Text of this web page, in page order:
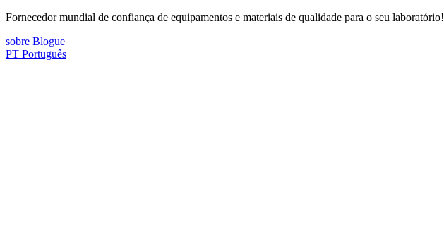
Fornecedor mundial de confiança de equipamentos e materiais de qualidade para o seu laboratório!
sobre Blogue
PT Português